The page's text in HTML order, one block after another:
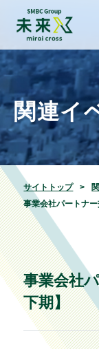
関連イ
サイトトップ
事業会社パートナ
事業会社
下期】